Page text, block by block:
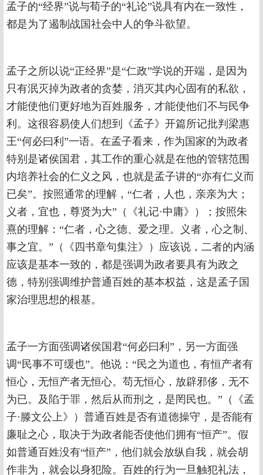
孟子的“经界”说与荀子的“礼论”说具有内在一致性，
都是为了遏制战国社会中人的争斗欲望。
孟子之所以说“正经界”是“仁政”学说的开端，是因为
只有泯灭掉为政者的贪婪，消灭其内心固有的私欲，
才能使他们更好地为百姓服务，才能使他们不与民争
利。这很容易使人们想到《孟子》开篇所记批判梁惠
王“何必曰利”一语。在孟子看来，作为国家的为政者
特别是诸侯国君，其工作的重心就是在他的管辖范围
内培养社会的仁义之风，也就是孟子讲的“亦有仁义而
已矣”。按照通常的理解，“仁者，人也，亲亲为大；
义者，宜也，尊贤为大”（《礼记·中庸》）；按照朱
熹的理解：“仁者，心之德、爱之理。义者，心之制、
事之宜。”（《四书章句集注》）应该说，二者的内涵
应该是基本一致的，都是强调为政者要具有为政之
德，特别强调维护普通百姓的基本权益，这是孟子国
家治理思想的根基。
孟子一方面强调诸侯国君“何必曰利”，另一方面强
调“民事不可缓也”。他说：“民之为道也，有恒产者有
恒心，无恒产者无恒心。苟无恒心，放辟邪侈，无不
为已。及陷于罪，然后从而刑之，是罔民也。”（《孟
子·滕文公上》）普通百姓是否有道德操守，是否能有
廉耻之心，取决于为政者能否使他们拥有“恒产”。假
如普通百姓没有“恒产”，他们就会放纵自我，就会胡
作非为，就会以身犯险。百姓的行为一旦触犯礼法，